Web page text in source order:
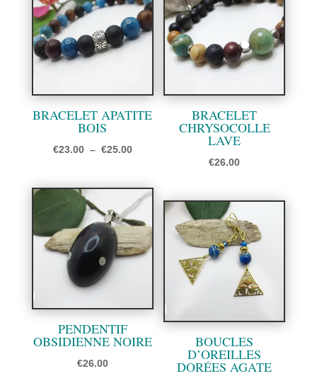
BRACELET APATITE
BOIS
€23.00 – €25.00Plage
prix :
€23.00
à
€25.00
BRACELET
CHRYSOCOLLE
LAVE
€26.00
PENDENTIF
OBSIDIENNE NOIRE
€26.00
BOUCLES
D’OREILLES
DORÉES AGATE